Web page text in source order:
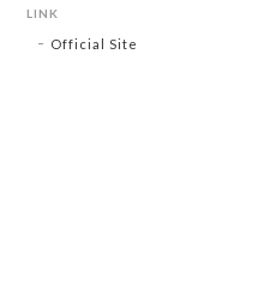
LINK
Official Site